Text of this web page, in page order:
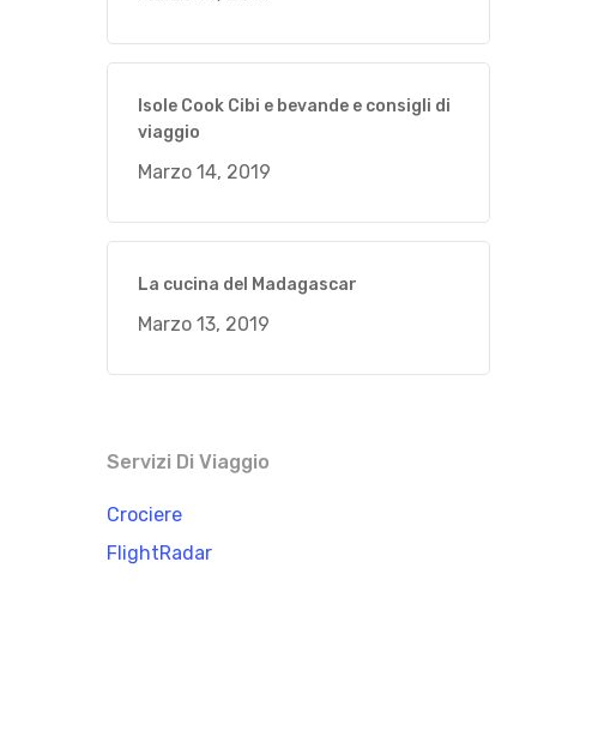
Isole Cook Cibi e bevande e consigli di
viaggio
Marzo 14, 2019
La cucina del Madagascar
Marzo 13, 2019
Servizi Di Viaggio
Crociere
FlightRadar